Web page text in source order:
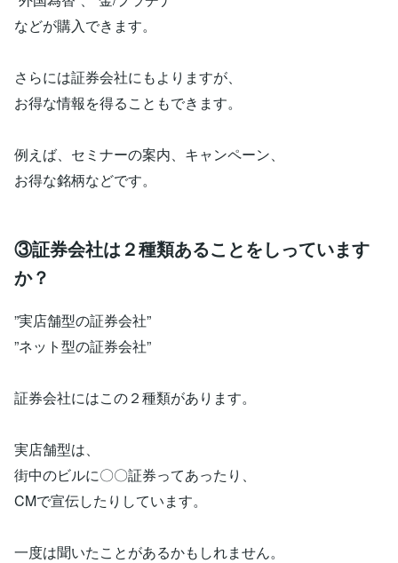
などが購入できます。
さらには証券会社にもよりますが、
お得な情報を得ることもできます。
例えば、セミナーの案内、キャンペーン、
お得な銘柄などです。
③証券会社は２種類あることをしっています
か？
”実店舗型の証券会社”
”ネット型の証券会社”
証券会社にはこの２種類があります。
実店舗型は、
街中のビルに〇〇証券ってあったり、
CMで宣伝したりしています。
一度は聞いたことがあるかもしれません。